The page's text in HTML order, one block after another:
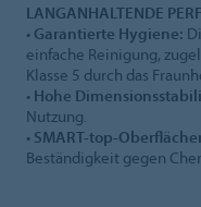
LANGANHALTENDE
• Garantierte Hygiene:
einfache Reinigung,
Klasse 5 durch das
• Hohe
Nutzung.
• SMART-top-
Beständigkeit gegen